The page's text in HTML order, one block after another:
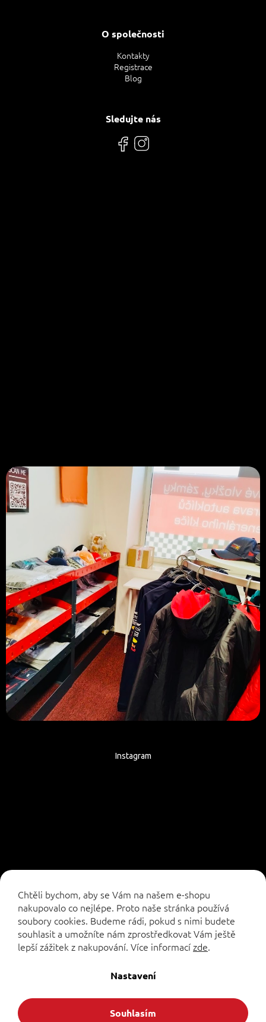
Chtěli bychom, aby se Vám na našem e-shopu
nakupovalo co nejlépe. Proto naše stránka používá
soubory cookies. Budeme rádi, pokud s nimi budete
souhlasit a umožníte nám zprostředkovat Vám ještě
lepší zážitek z nakupování. Více informacízde.
Nastavení
Souhlasím
O společnosti
Kontakty
Registrace
Blog
Sledujte nás
Instagram
Vytvořil Shoptet
. Všechna práva vyhrazena.
Upravit nastavení cookies